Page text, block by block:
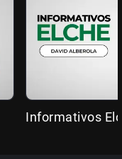
Informativos